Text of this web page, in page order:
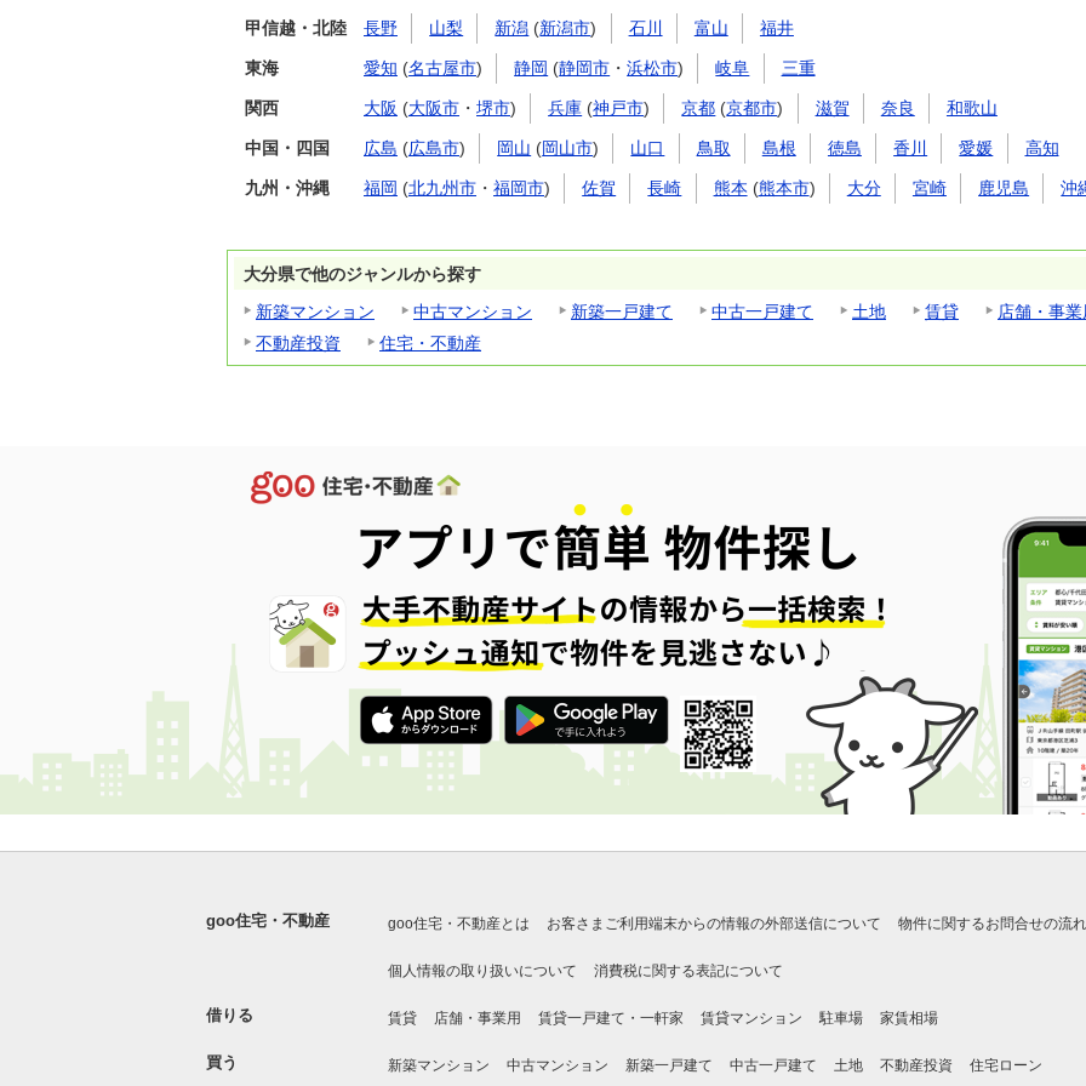
甲信越・北陸 長野 山梨 新潟 (新潟市) 石川 富山 福井
東海 愛知 (名古屋市) 静岡 (静岡市 ・浜松市) 岐阜 三重
関西 大阪 (大阪市 ・ 堺市) 兵庫 (神戸市) 京都 (京都市) 滋賀 奈良 和歌山
中国・四国 広島 (広島市) 岡山 (岡山市) 山口 鳥取 島根 徳島 香川 愛媛 高知
九州・沖縄 福岡 (北九州市 ・ 福岡市) 佐賀 長崎 熊本 (熊本市) 大分 宮崎 鹿児島 沖
大分県で他のジャンルから探す
新築マンション
中古マンション 新築一戸建て 中古一戸建て 土地 賃貸
店舗・事業
不動産投資
住宅・不動産
goo住宅・不動産 goo住宅・不動産とは お客さまご利用端末からの情報の外部送信について 物件に関するお問合せの流れ
個人情報の取り扱いについて 消費税に関する表記について
借りる 賃貸 店舗・事業用 賃貸一戸建て・一軒家 賃貸マンション 駐車場 家賃相場
買う 新築マンション 中古マンション 新築一戸建て 中古一戸建て 土地 不動産投資 住宅ローン